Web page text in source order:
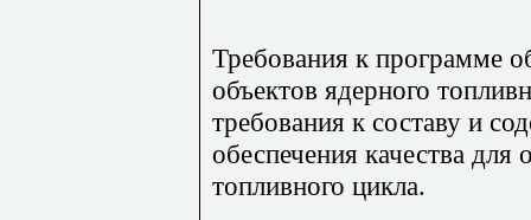
Требования к программе
объектов ядерного
требования к составу и
обеспечения качества для
топливного цикла.